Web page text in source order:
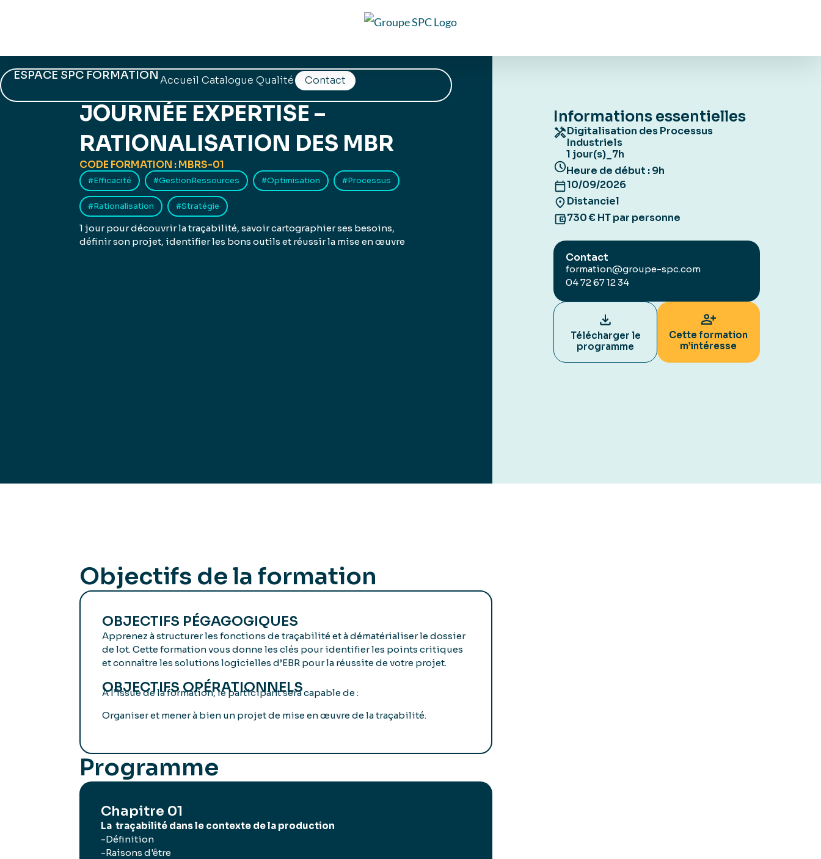
ESPACE SPC FORMATIONAccueil Catalogue Qualité Contact
JOURNÉE EXPERTISE –
RATIONALISATION DES MBR
CODE FORMATION : MBRS-01
#Efficacité #GestionRessources #Optimisation #Processus
#Rationalisation #Stratégie
1 jour pour découvrir la traçabilité, savoir cartographier ses besoins,
définir son projet, identifier les bons outils et réussir la mise en œuvre
Objectifs de la formation
OBJECTIFS PÉGAGOGIQUES
Apprenez à structurer les fonctions de traçabilité et à dématérialiser le dossier
de lot. Cette formation vous donne les clés pour identifier les points critiques
et connaître les solutions logicielles d’EBR pour la réussite de votre projet.
OBJECTIFS OPÉRATIONNELS
À l’issue de la formation, le participant sera capable de :
Organiser et mener à bien un projet de mise en œuvre de la traçabilité.
Programme
Chapitre 01
La traçabilité dans le contexte de la production
-Définition
-Raisons d'être
Informations essentielles
Digitalisation des Processus
Industriels
1 jour(s)–7h
Heure de début : 9h
10/09/2026
Distanciel
730 € HT par personne
Contact
formation@groupe-spc.com
04 72 67 12 34
Télécharger le
programme
Cette formation
m’intéresse